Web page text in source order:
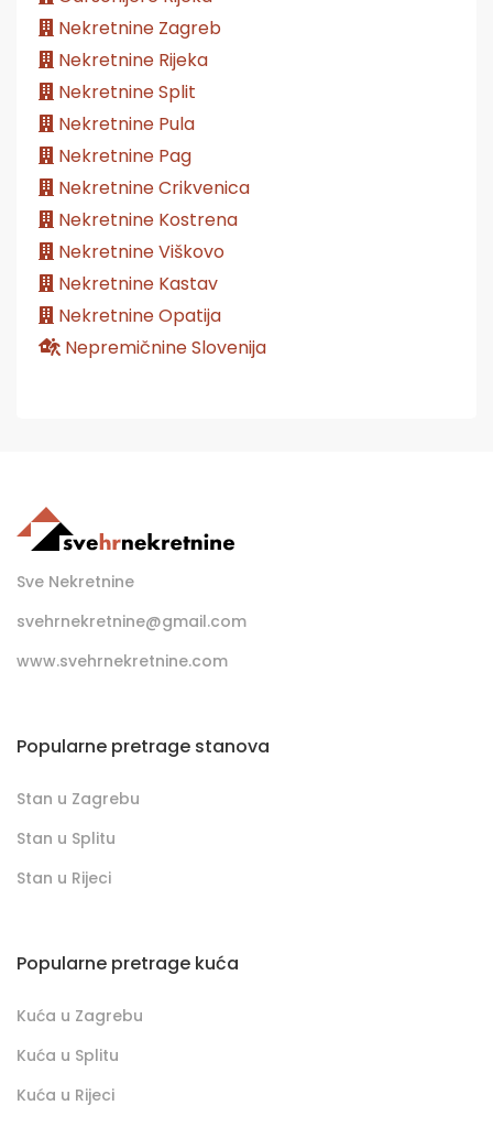
Nekretnine Zagreb
Nekretnine Rijeka
Nekretnine Split
Nekretnine Pula
Nekretnine Pag
Nekretnine Crikvenica
Nekretnine Kostrena
Nekretnine Viškovo
Nekretnine Kastav
Nekretnine Opatija
Nepremičnine Slovenija
Sve Nekretnine
svehrnekretnine@gmail.com
www.svehrnekretnine.com
Popularne pretrage stanova
Stan u Zagrebu
Stan u Splitu
Stan u Rijeci
Popularne pretrage kuća
Kuća u Zagrebu
Kuća u Splitu
Kuća u Rijeci